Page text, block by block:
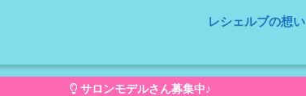
レシェルブの想い
サロンモデルさん募集中♪